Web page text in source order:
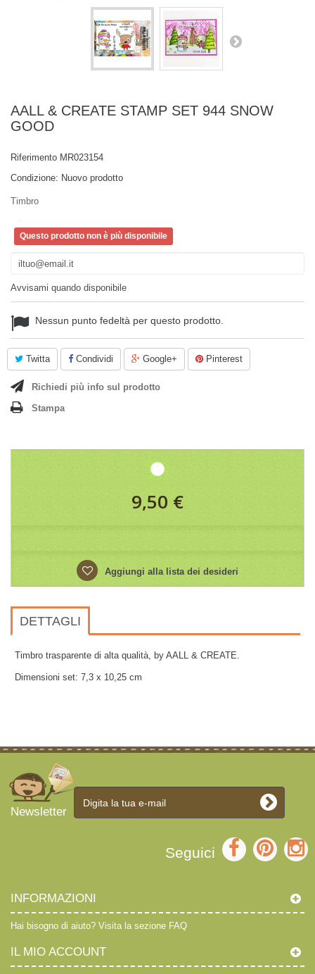
AALL & CREATE STAMP SET 944 SNOW
GOOD
Riferimento MR023154
Condizione: Nuovo prodotto
Timbro
Questo prodotto non è più disponibile
Avvisami quando disponibile
Nessun punto fedeltà per questo prodotto.
Twitta Condividi Google+ Pinterest
Richiedi più info sul prodotto
Stampa
9,50 €
Aggiungi alla lista dei desideri
DETTAGLI
Timbro trasparente di alta qualità, by AALL & CREATE.
Dimensioni set: 7,3 x 10,25 cm
Newsletter
Seguici
INFORMAZIONI
Hai bisogno di aiuto? Visita la sezione FAQ
IL MIO ACCOUNT